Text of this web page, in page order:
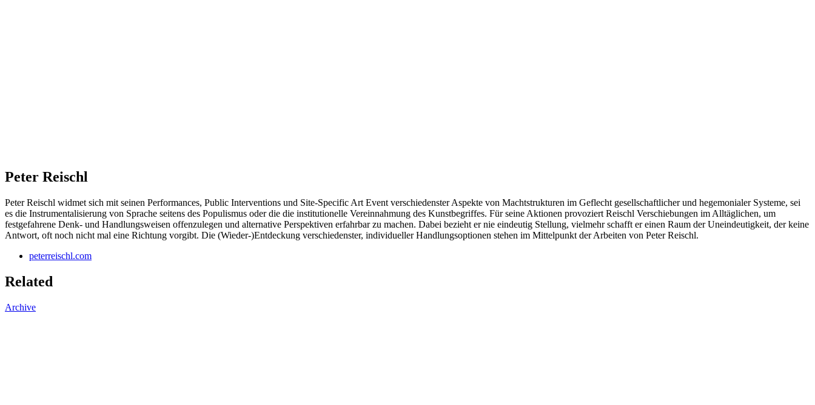
Peter Reischl
Peter Reischl widmet sich mit seinen Performances, Public Interventions und Site-Specific Art Event verschiedenster Aspekte von Machtstrukturen im Geflecht gesellschaftlicher und hegemonialer Systeme, sei
es die Instrumentalisierung von Sprache seitens des Populismus oder die die institutionelle Vereinnahmung des Kunstbegriffes. Für seine Aktionen provoziert Reischl Verschiebungen im Alltäglichen, um
festgefahrene Denk- und Handlungsweisen offenzulegen und alternative Perspektiven erfahrbar zu machen. Dabei bezieht er nie eindeutig Stellung, vielmehr schafft er einen Raum der Uneindeutigkeit, der keine
Antwort, oft noch nicht mal eine Richtung vorgibt. Die (Wieder-)Entdeckung verschiedenster, individueller Handlungsoptionen stehen im Mittelpunkt der Arbeiten von Peter Reischl.
peterreischl.com
Related
Archive